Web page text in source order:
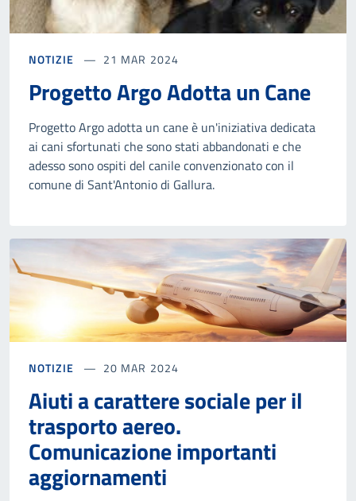
NOTIZIE 21 MAR 2024
Progetto Argo Adotta un Cane
Progetto Argo adotta un cane è un'iniziativa dedicata
ai cani sfortunati che sono stati abbandonati e che
adesso sono ospiti del canile convenzionato con il
comune di Sant'Antonio di Gallura.
NOTIZIE 20 MAR 2024
Aiuti a carattere sociale per il
trasporto aereo.
Comunicazione importanti
aggiornamenti